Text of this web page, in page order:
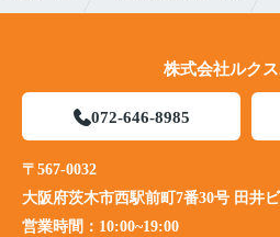
株式会社ルク
072-646-8985
〒567-0032
大阪府茨木市西駅前町7番30号 田井
営業時間： 10:00~19:00